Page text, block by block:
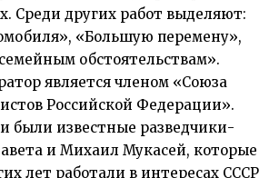
Среди других работ выделяют:
«Большую перемену»,
обстоятельствам».
является членом «Союза
Российской Федерации».
были известные разведчики-
и Михаил Мукасей, которые
лет работали в интересах СССР